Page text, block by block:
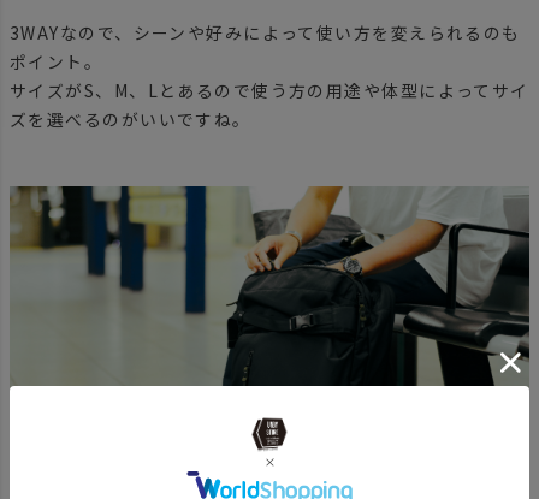
3WAYなので、シーンや好みによって使い方を変えられるのも
ポイント。
サイズがS、M、Lとあるので使う方の用途や体型によってサイ
ズを選べるのがいいですね。